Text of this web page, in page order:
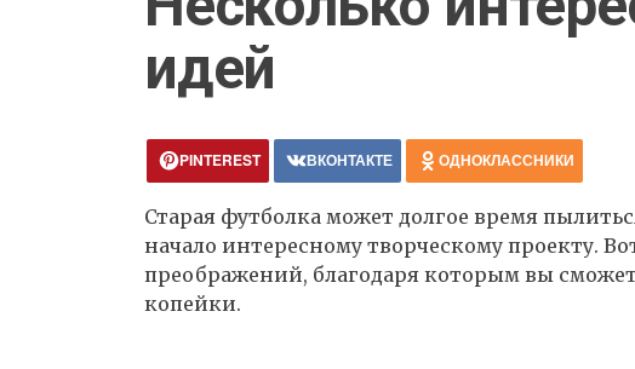
идей
PINTEREST ВКОНТАКТЕ ОДНОКЛАССНИКИ
Старая футболка может долгое время
начало интересному творческому проекту.
преображений, благодаря которым вы
копейки.